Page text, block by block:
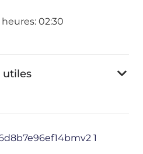
02:30
utiles